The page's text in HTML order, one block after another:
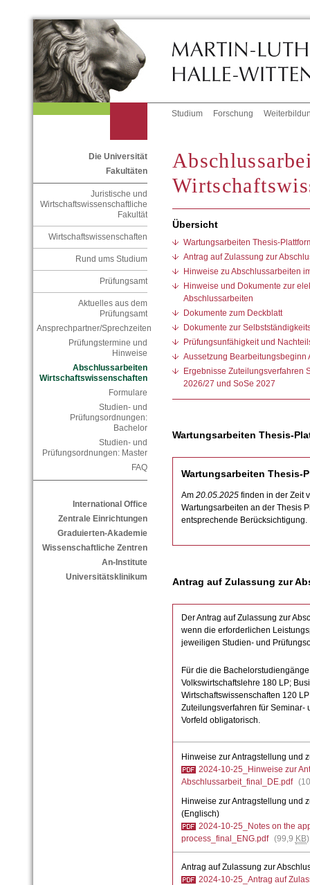
Studium Forschung
Die Universität
Fakultäten
Juristische und
Wirtschaftswissenschaftliche
Fakultät
Wirtschaftswissenschaften
Rund ums Studium
Prüfungsamt
Aktuelles aus dem
Prüfungsamt
Ansprechpartner/Sprechzeiten
Prüfungstermine und
Hinweise
Abschlussarbeiten
Wirtschaftswissenschaften
Formulare
Studien- und
Prüfungsordnungen:
Bachelor
Studien- und
Prüfungsordnungen: Master
FAQ
International Office
Zentrale Einrichtungen
Graduierten-Akademie
Wissenschaftliche Zentren
An-Institute
Universitätsklinikum
Übersicht
Wartungsarbeiten Thesis-
Antrag auf Zulassung zur
Hinweise zu Abschlussarbeiten
Hinweise und Dokumente zur
Abschlussarbeiten
Dokumente zum Deckblatt
Dokumente zur
Prüfungsunfähigkeit und
Aussetzung Bearbeitungsbeginn
Ergebnisse Zuteilungsverfahren
2026/27 und SoSe 2027
Wartungsarbeiten Thesis-
Wartungsarbeiten Thesis-
Am 20.05.2025finden in der Zeit
Wartungsarbeiten an der Thesis
entsprechende Berücksichtigung.
Antrag auf Zulassung zur
Der Antrag auf Zulassung zur
wenn die erforderlichen
jeweiligen Studien- und
Für die die
Volkswirtschaftslehre 180 LP;
Wirtschaftswissenschaften 120
Zuteilungsverfahren für Seminar-
Vorfeld obligatorisch.
Hinweise zur Antragstellung und
2024-10-25_Hinweise zur
Abschlussarbeit_final_DE.pdf
Hinweise zur Antragstellung und
(Englisch)
2024-10-25_Notes on the
process_final_ENG.pdf (99,9 KB
Antrag auf Zulassung zur
2024-10-25_Antrag auf